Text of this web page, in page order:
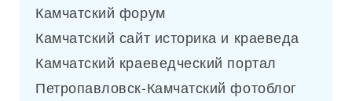
Камчатский форум
Камчатский сайт историка и краеведа
Камчатский краеведческий портал
Петропавловск-Камчатский фотоблог